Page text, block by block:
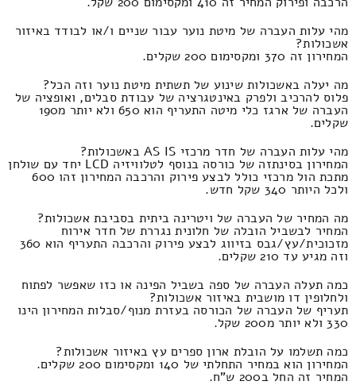
מהי עלות העברה של מיטת נוער עבור שניים ו/או לבודד באיזור
אשכולות?
המחירון זה 370 ומקסימום 200 שקלים.
מה יעלה באשכולות שינוע של תשתית מיטת נוער וזה הכל?
פלוס להרכיב ולפרק באינטגרציה של עבודת סבלים, ואופציה של
העברה של ארגז כלי מיטה התעריף הוא 650 ולא יותר מ190
שקלים.
מהי עלות העברה של חדר מרכזי AS IS באשכולות?
המחירון בסינתזה של כורסה בנוסף לטלוויזיה LCD יחד עם שולחן
מתכת הול מרכזי כולל לבצע פירוק והרכבה המחירון זהו 600
ולכל היותר 340 שקל חדש.
מה המחיר של העברה של ויטרינה ביתית בסביבת אשכולות?
המחיר לבשביל הובלה של חלונית נגררת של חדר אירוח
מזכוכית/עץ/גבס בזיווג לבצע פירוק והרכבה התעריף הוא 360
וזה מגיע עד 210 שקלים.
כמה תעלה העברה של ספה בשביל הפינה או כזו שאפשר לפתוח
ולחלופין דו מושבית באיזור אשכולות?
תעריף של העברה של הכורסה בעזרת מנוף/סבלות המחירון הינו
330 ולא יותר מ200 שקל.
כמה תשלמו על הובלת ארון ספרים עץ באיזור אשכולות?
המחירון הוא במחיר התחלתי של 140 ומקסימום 200 שקלים.
המחיר זה החל ב200 ש"ח.